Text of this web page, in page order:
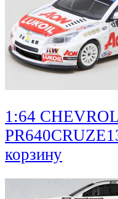
1:64
корзину